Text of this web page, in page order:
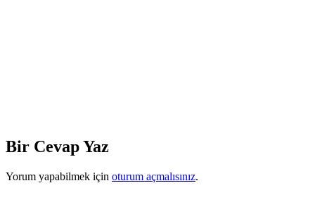
Bir Cevap Yaz
Yorum yapabilmek için oturum açmalısınız.